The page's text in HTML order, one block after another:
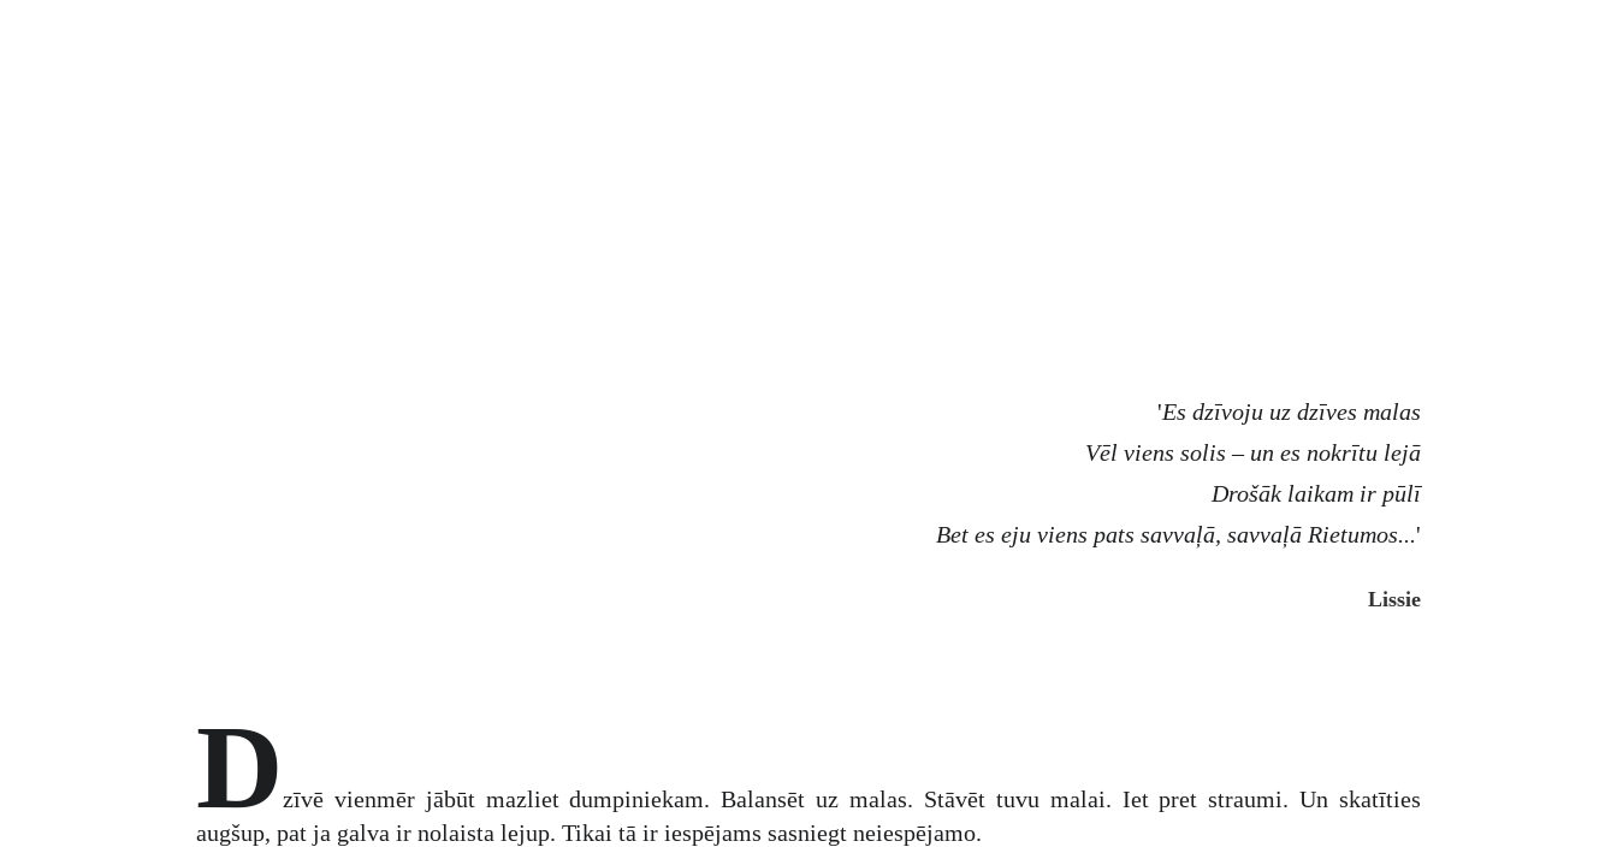
D zīvē vienmēr jābūt mazliet dumpiniekam. Balansēt uz malas. Stāvēt tuvu malai. Iet pret straumi. Un skatīties
augšup, pat ja galva ir nolaista lejup. Tikai tā ir iespējams sasniegt neiespējamo.
'Es dzīvoju uz dzīves malas
Vēl viens solis – un es nokrītu lejā
Drošāk laikam ir pūlī
Bet es eju viens pats savvaļā, savvaļā Rietumos...'
Lissie